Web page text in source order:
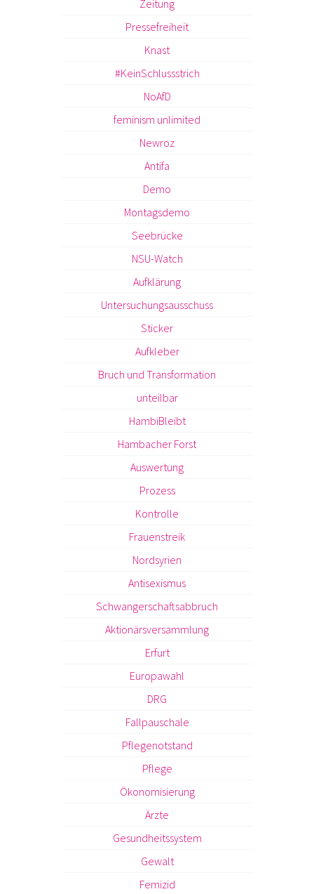
Zeitung
Pressefreiheit
Knast
#KeinSchlussstrich
NoAfD
feminism unlimited
Newroz
Antifa
Demo
Montagsdemo
Seebrücke
NSU-Watch
Aufklärung
Untersuchungsausschuss
Sticker
Aufkleber
Bruch und Transformation
unteilbar
HambiBleibt
Hambacher Forst
Auswertung
Prozess
Kontrolle
Frauenstreik
Nordsyrien
Antisexismus
Schwangerschaftsabbruch
Aktionärsversammlung
Erfurt
Europawahl
DRG
Fallpauschale
Pflegenotstand
Pflege
Ökonomisierung
Ärzte
Gesundheitssystem
Gewalt
Femizid